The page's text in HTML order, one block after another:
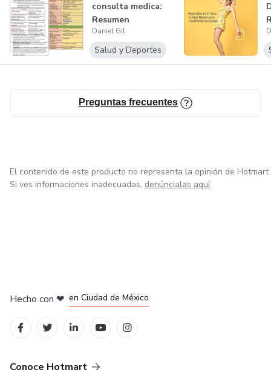
consulta medica:
Resumen
protocolos en E-
book
Daniel Gil
Salud y Deportes
Preguntas frecuentes
El contenido de este producto no representa la opinión de Hotmart.
Si ves informaciones inadecuadas, denúncialas aquí
Hecho con ❤ en Ciudad de México
Conoce Hotmart